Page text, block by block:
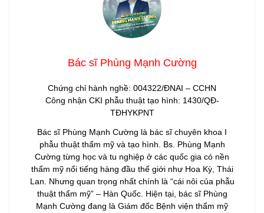
Bác sĩ Phùng Mạnh Cường
Chứng chỉ hành nghề: 004322/ĐNAI – CCHN
Công nhận CKI phẫu thuật tạo hình: 1430/QĐ-
TĐHYKPNT
Bác sĩ Phùng Mạnh Cường là bác sĩ chuyên khoa I
phẫu thuật thẩm mỹ và tạo hình. Bs. Phùng Mạnh
Cường từng học và tu nghiệp ở các quốc gia có nền
thẩm mỹ nổi tiếng hàng đầu thế giới như Hoa Kỳ, Thái
Lan. Nhưng quan trọng nhất chính là “cái nôi của phẫu
thuật thẩm mỹ” – Hàn Quốc. Hiện tại, bác sĩ Phùng
Mạnh Cường đang là Giám đốc Bệnh viện thẩm mỹ